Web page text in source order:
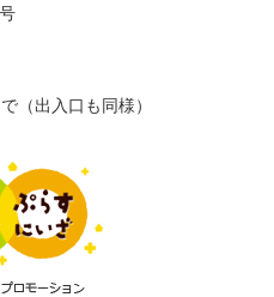
（出入口も同様）